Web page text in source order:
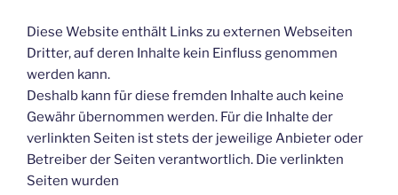
Diese Website enthält Links zu externen Webseiten
Dritter, auf deren Inhalte kein Einfluss genommen
werden kann.
Deshalb kann für diese fremden Inhalte auch keine
Gewähr übernommen werden. Für die Inhalte der
verlinkten Seiten ist stets der jeweilige Anbieter oder
Betreiber der Seiten verantwortlich. Die verlinkten
Seiten wurden